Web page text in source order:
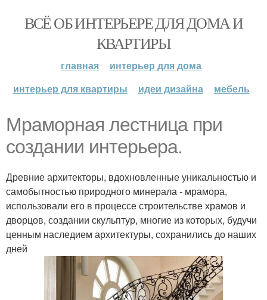
ВСЁ ОБ ИНТЕРЬЕРЕ ДЛЯ ДОМА И
КВАРТИРЫ
главная
интерьер для дома
интерьер для квартиры
идеи дизайна мебель
Мраморная лестница при
создании интерьера.
Древние архитекторы, вдохновленные уникальностью и
самобытностью природного минерала - мрамора,
использовали его в процессе строительстве храмов и
дворцов, создании скульптур, многие из которых, будучи
ценным наследием архитектуры, сохранились до наших
дней